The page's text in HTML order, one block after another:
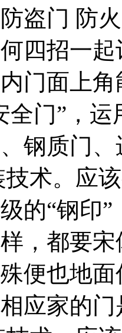
盗门 防
四招一
门面上
全门”，
、钢质门
技术。应
的“钢印
，都要
便也地
应家的